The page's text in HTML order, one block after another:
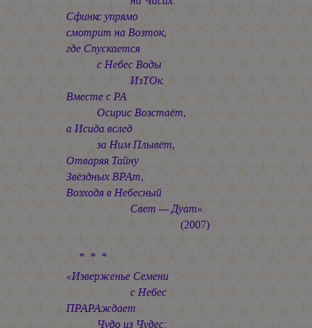
Сфинкс упрямо
смотрит на Возток,
где Спускается
с Небес Воды
ИзТОк.
Вместе с РА
Осирис Возстаёт,
а Исида вслед
за Ним Плывёт,
Отваряя Тайну
Звёздных ВРАт,
Возходя в Небесный
Свет — Дуат».
(2007)
* * *
«Изверженье Семени
с Небес
ПРАРАждает
Чудо из Чудес: